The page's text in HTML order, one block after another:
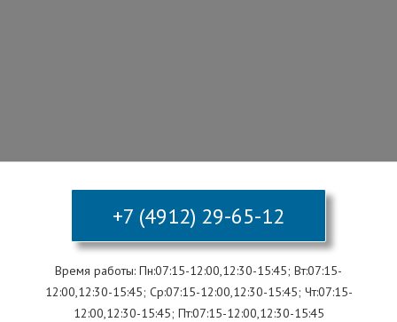
+7 (4912) 29-65-12
Время работы: Пн:07:15-12:00,12:30-15:45; Вт:07:15-
12:00,12:30-15:45; Ср:07:15-12:00,12:30-15:45; Чт:07:15-
12:00,12:30-15:45; Пт:07:15-12:00,12:30-15:45